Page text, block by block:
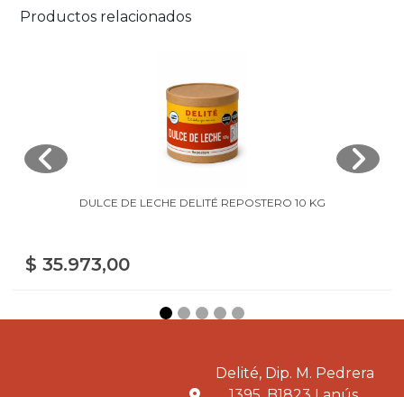
Productos relacionados
DULCE DE LECHE DELITÉ REPOSTERO 10 KG
$ 35.973,00
Delité, Dip. M. Pedrera